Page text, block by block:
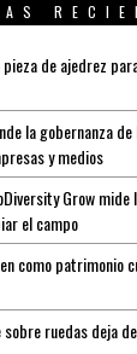
de ajedrez
la gobernanza
y medios
Grow
el campo
como patrimonio
ruedas deja